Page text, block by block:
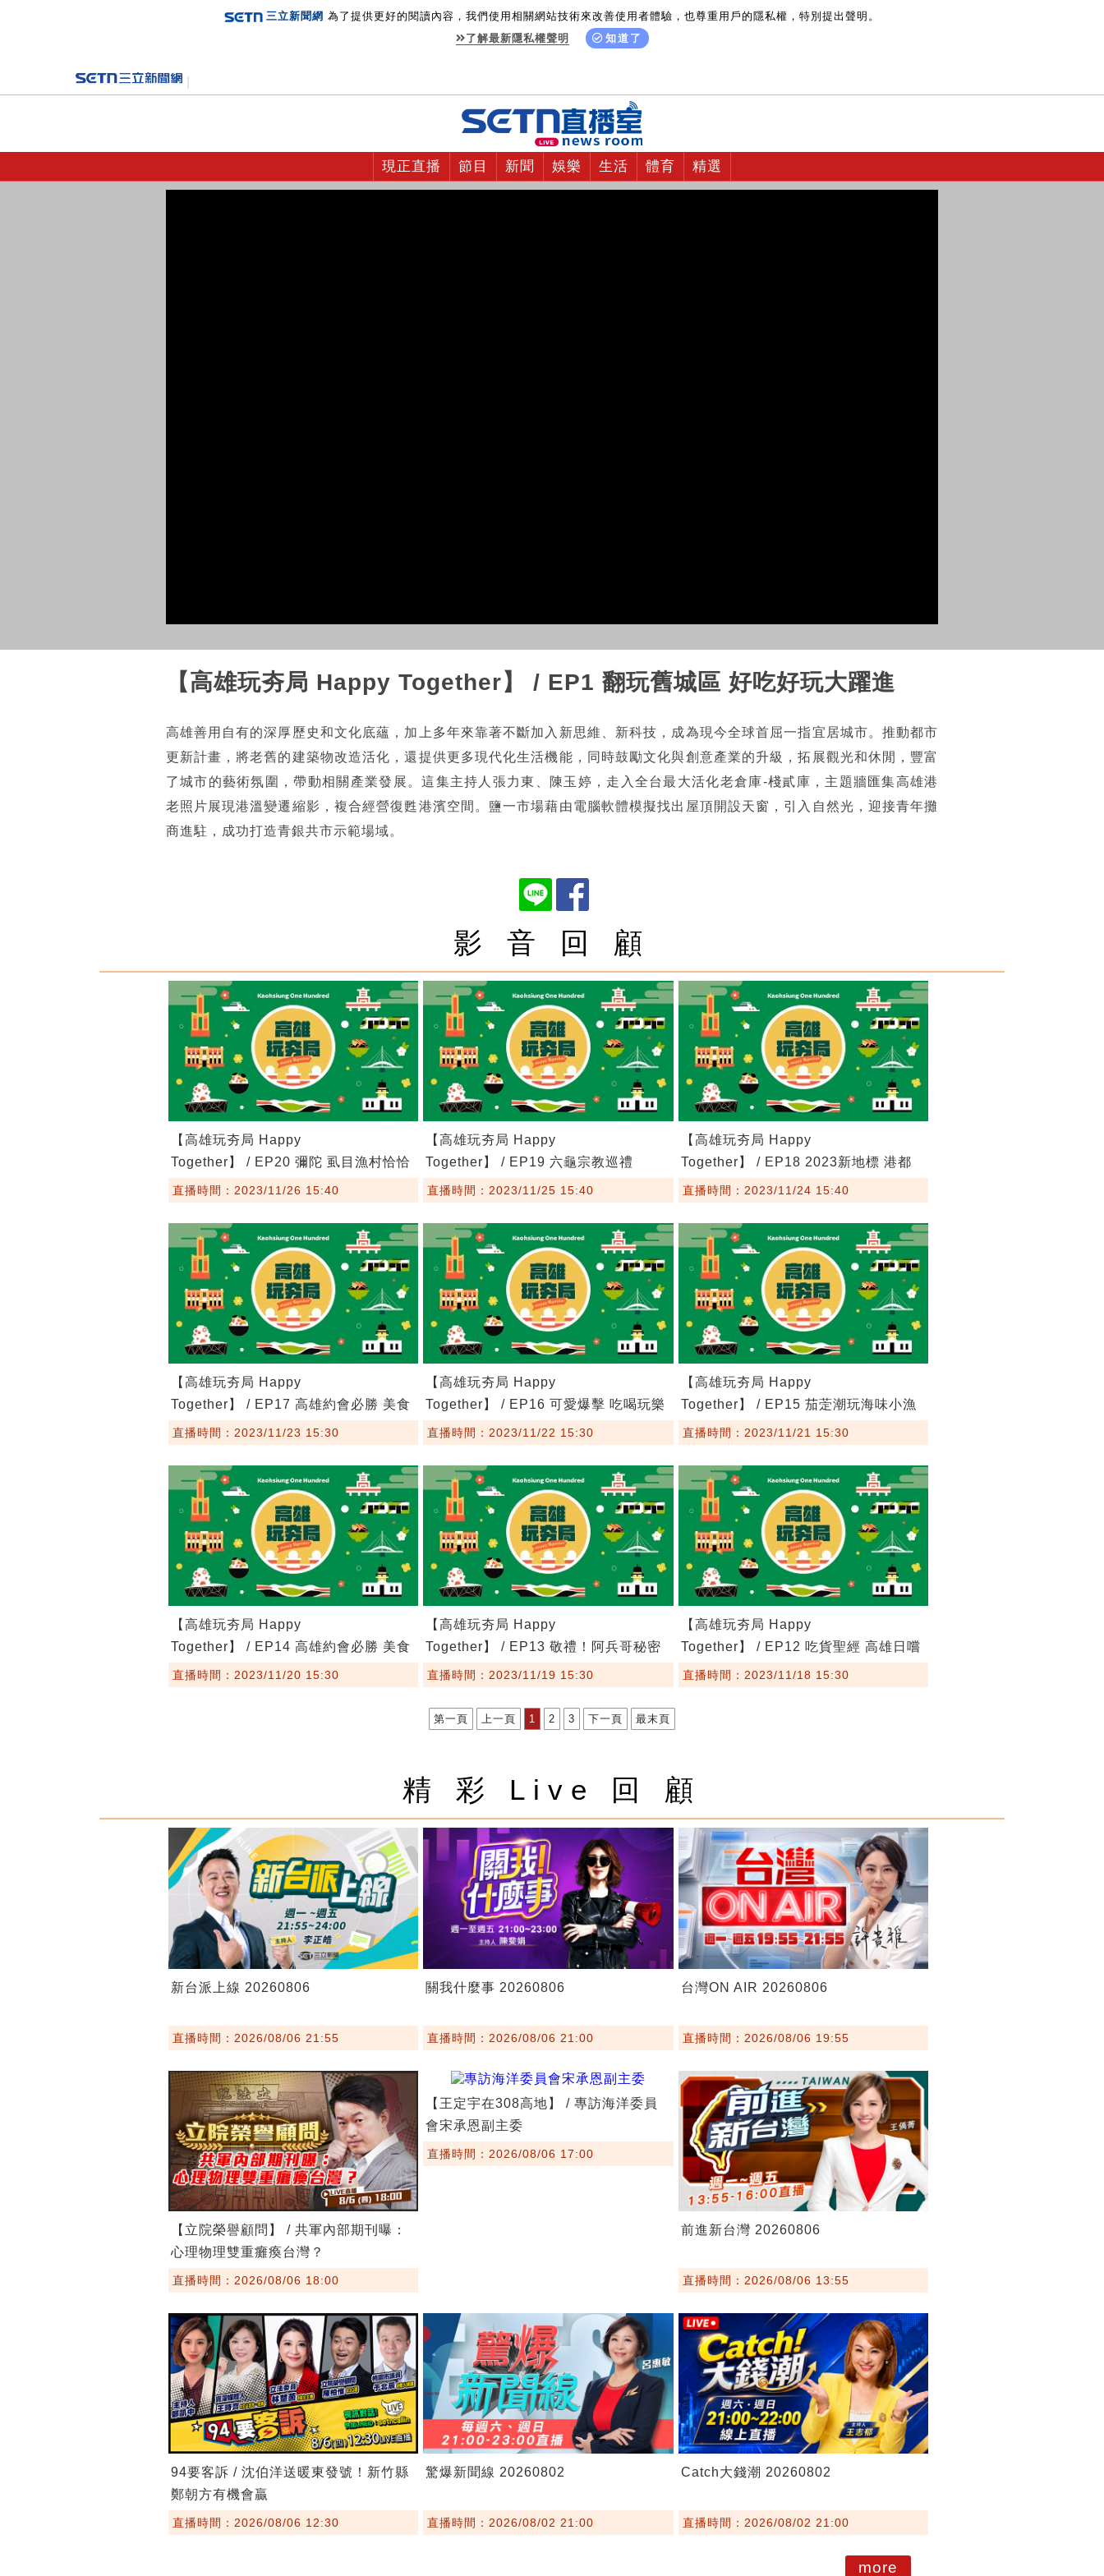
三立新聞網 為了提供更好的閱讀內容，我們使用相關網站技術來改善使用者體驗，也尊重用戶的隱私權，特別提出聲明。
了解最新隱私權聲明
知道了
現正直播 節目 新聞 娛樂 生活 體育 精選
【高雄玩夯局 Happy Together】 / EP1 翻玩舊城區 好吃好玩大躍進
高雄善用自有的深厚歷史和文化底蘊，加上多年來靠著不斷加入新思維、新科技，成為現今全球首屈一指宜居城市。推動都市
更新計畫，將老舊的建築物改造活化，還提供更多現代化生活機能，同時鼓勵文化與創意產業的升級，拓展觀光和休閒，豐富
了城市的藝術氛圍，帶動相關產業發展。這集主持人張力東、陳玉婷，走入全台最大活化老倉庫-棧貳庫，主題牆匯集高雄港
老照片展現港溫變遷縮影，複合經營復甦港濱空間。鹽一市場藉由電腦軟體模擬找出屋頂開設天窗，引入自然光，迎接青年攤
商進駐，成功打造青銀共市示範場域。
影 音 回 顧
【高雄玩夯局 Happy
Together】 / EP20 彌陀 虱目漁村恰恰
恰
直播時間：2023/11/26 15:40
【高雄玩夯局 Happy
Together】 / EP19 六龜宗教巡禮
直播時間：2023/11/25 15:40
【高雄玩夯局 Happy
Together】 / EP18 2023新地標 港都
NEW一夏
直播時間：2023/11/24 15:40
【高雄玩夯局 Happy
Together】 / EP17 高雄約會必勝 美食
景點懶人包
直播時間：2023/11/23 15:30
【高雄玩夯局 Happy
Together】 / EP16 可愛爆擊 吃喝玩樂
通通超可愛
直播時間：2023/11/22 15:30
【高雄玩夯局 Happy
Together】 / EP15 茄萣潮玩海味小漁
鄉
直播時間：2023/11/21 15:30
【高雄玩夯局 Happy
Together】 / EP14 高雄約會必勝 美食
景點懶人包
直播時間：2023/11/20 15:30
【高雄玩夯局 Happy
Together】 / EP13 敬禮！阿兵哥秘密
基地大變身
直播時間：2023/11/19 15:30
【高雄玩夯局 Happy
Together】 / EP12 吃貨聖經 高雄日嚐
直播時間：2023/11/18 15:30
第一頁 上一頁 1 2 3 下一頁 最末頁
精 彩 Live 回 顧
新台派上線 20260806
直播時間：2026/08/06 21:55
關我什麼事 20260806
直播時間：2026/08/06 21:00
台灣ON AIR 20260806
直播時間：2026/08/06 19:55
【立院榮譽顧問】 / 共軍內部期刊曝：
心理物理雙重癱瘓台灣？
直播時間：2026/08/06 18:00
【王定宇在308高地】 / 專訪海洋委員
會宋承恩副主委
直播時間：2026/08/06 17:00
前進新台灣 20260806
直播時間：2026/08/06 13:55
94要客訴 / 沈伯洋送暖東發號！新竹縣
鄭朝方有機會贏
直播時間：2026/08/06 12:30
驚爆新聞線 20260802
直播時間：2026/08/02 21:00
Catch大錢潮 20260802
直播時間：2026/08/02 21:00
more